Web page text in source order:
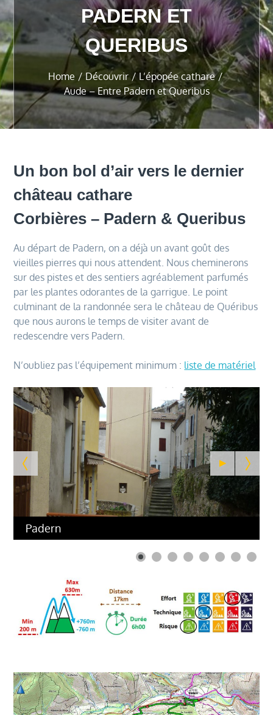
PADERN ET
QUERIBUS
Home Découvrir
L’épopée cathare
Aude – Entre Padern et Queribus
Un bon bol d’air vers le dernier
château cathare
Corbières – Padern & Queribus
Au départ de Padern, on a déjà un avant goût des
vieilles pierres qui nous attendent. Nous cheminerons
sur des pistes et des sentiers agréablement parfumés
par les plantes odorantes de la garrigue. Le point
culminant de la randonnée sera le château de Quéribus
que nous aurons le temps de visiter avant de
redescendre vers Padern.
N’oubliez pas l’équipement minimum : liste de matériel
Padern